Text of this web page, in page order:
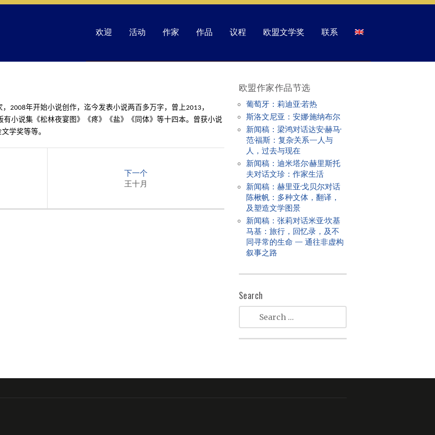
欢迎 活动 作家 作品 议程 欧盟文学奖 联系
2008年开始小说创作，迄今发表小说两百多万字，曾上2013 ，
有小说集《松林夜宴图》《疼》《盐》《同体》等十四本。曾获小说
学奖等等。
下一个
王十月
欧盟作家作品节选
葡萄牙：莉迪亚·若热
斯洛文尼亚：安娜·施纳布尔
新闻稿：梁鸿对话达安·赫马·
范·福斯：复杂关系—人与
人，过去与现在
新闻稿：迪米塔尔·赫里斯托
夫对话文珍：作家生活
新闻稿：赫里亚·戈贝尔对话
陈楸帆：多种文体，翻译，
及塑造文学图景
新闻稿：张莉对话米亚·坎基
马基：旅行，回忆录，及不
同寻常的生命 — 通往非虚构
叙事之路
Search